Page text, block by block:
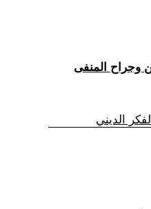
وجراح المنفى
الديني